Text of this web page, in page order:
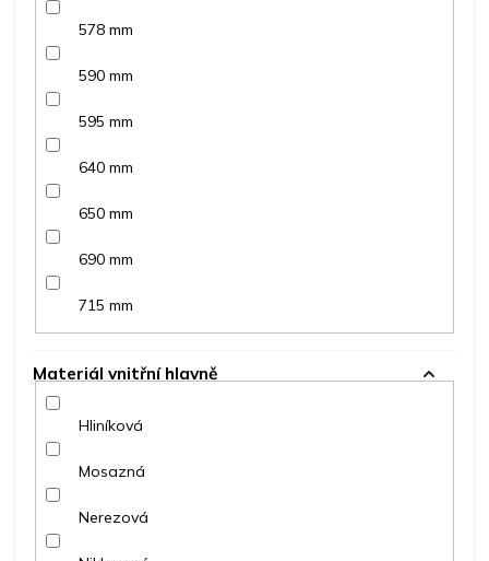
578 mm
590 mm
595 mm
640 mm
650 mm
690 mm
715 mm
Materiál vnitřní hlavně
Hliníková
Mosazná
Nerezová